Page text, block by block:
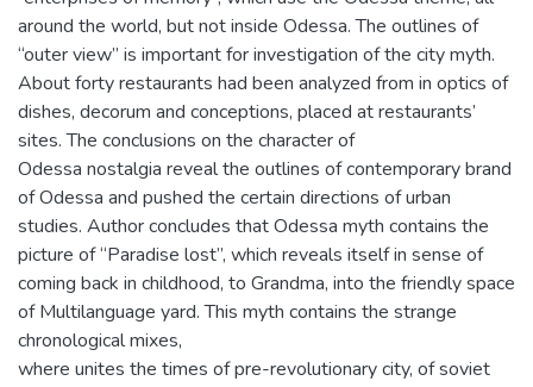
around the world, but not inside Odessa. The outlines of
“outer view” is important for investigation of the city myth.
About forty restaurants had been analyzed from in optics of
dishes, decorum and conceptions, placed at restaurants’
sites. The conclusions on the character of
Odessa nostalgia reveal the outlines of contemporary brand
of Odessa and pushed the certain directions of urban
studies. Author concludes that Odessa myth contains the
picture of “Paradise lost”, which reveals itself in sense of
coming back in childhood, to Grandma, into the friendly space
of Multilanguage yard. This myth contains the strange
chronological mixes,
where unites the times of pre-revolutionary city, of soviet